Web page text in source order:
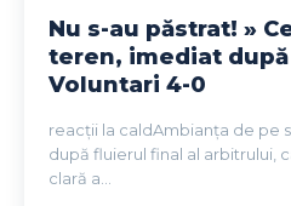
Nu s-au păstrat! »
teren, imediat după
Voluntari 4-0
reacții la caldAmbianța de pe
după fluierul final al arbitrului,
clară a...